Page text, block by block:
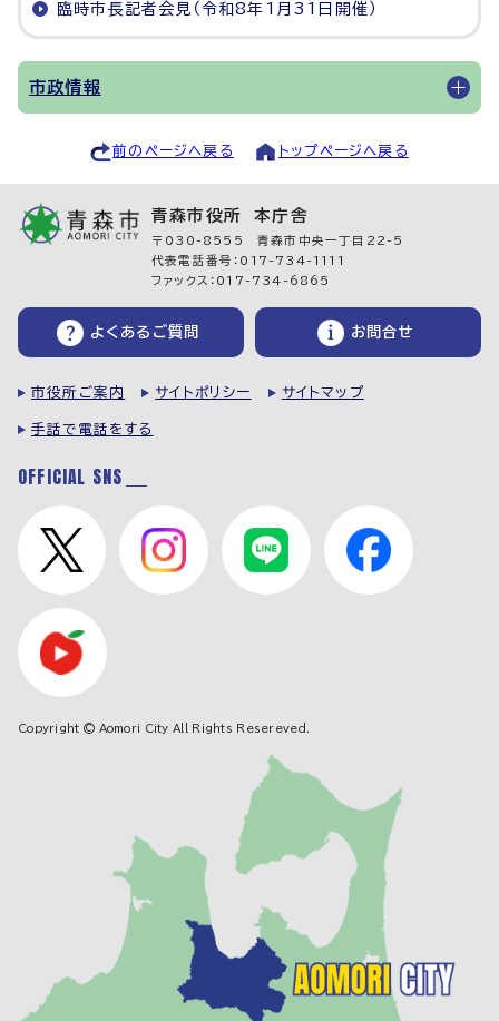
臨時市長記者会見（令和8年1月31日開催）
市政情報
前のページへ戻る トップページへ戻る
青森市役所 本庁舎
〒030-8555 青森市中央一丁目22-5
代表電話番号：017-734-1111
ファックス：017-734-6865
よくあるご質問 お問合せ
市役所ご案内 サイトポリシー サイトマップ
手話で電話をする
OFFICIAL SNS
Copyright © Aomori City All Rights Resereved.